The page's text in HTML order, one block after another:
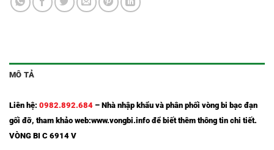
MÔ TẢ
Liên hệ: 0982.892.684 – Nhà nhập khẩu và phân phối vòng bi bạc đạn
gối đỡ, tham khảo web:www.vongbi.info để biết thêm thông tin chi tiết.
VÒNG BI C 6914 V